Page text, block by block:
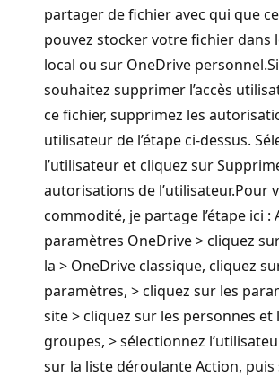
partager de fichier avec qui que
pouvez stocker votre fichier dans
local ou sur OneDrive
souhaitez supprimer l’accès
ce fichier, supprimez les
utilisateur de l’étape ci-dessus.
l’utilisateur et cliquez sur
autorisations de l’utilisateur.Pour
commodité, je partage l’étape ici :
paramètres OneDrive > cliquez
la > OneDrive classique, cliquez
paramètres, > cliquez sur les
site > cliquez sur les personnes et
groupes, > sélectionnez
sur la liste déroulante Action, puis